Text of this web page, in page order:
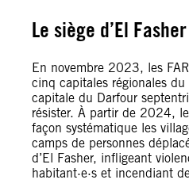
Le siège d’El Fasher
En novembre 2023, les
cinq capitales régionales du
capitale du Darfour
résister. À partir de 2024,
façon systématique les
camps de personnes
d’El Fasher, infligeant
habitant·e·s et incendiant